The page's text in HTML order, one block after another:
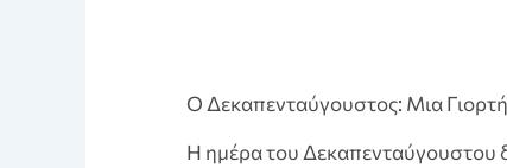
Ο Δεκαπενταύγουστος: Μια
Η ημέρα του Δεκαπενταύγουστου